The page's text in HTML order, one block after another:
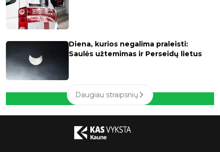
Diena, kurios negalima praleisti:
Saulės užtemimas ir Perseidų lietus
Daugiau straipsnių